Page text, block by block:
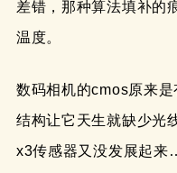
差错，那种算法填补的
温度。​
数码相机的cmos原来
结构让它天生就缺少光
x3传感器又没发展起